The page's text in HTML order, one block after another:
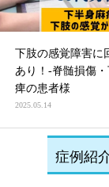
下肢の感覚障害に
あり！-脊髄損傷
痺の患者様
2025.05.14
症例紹